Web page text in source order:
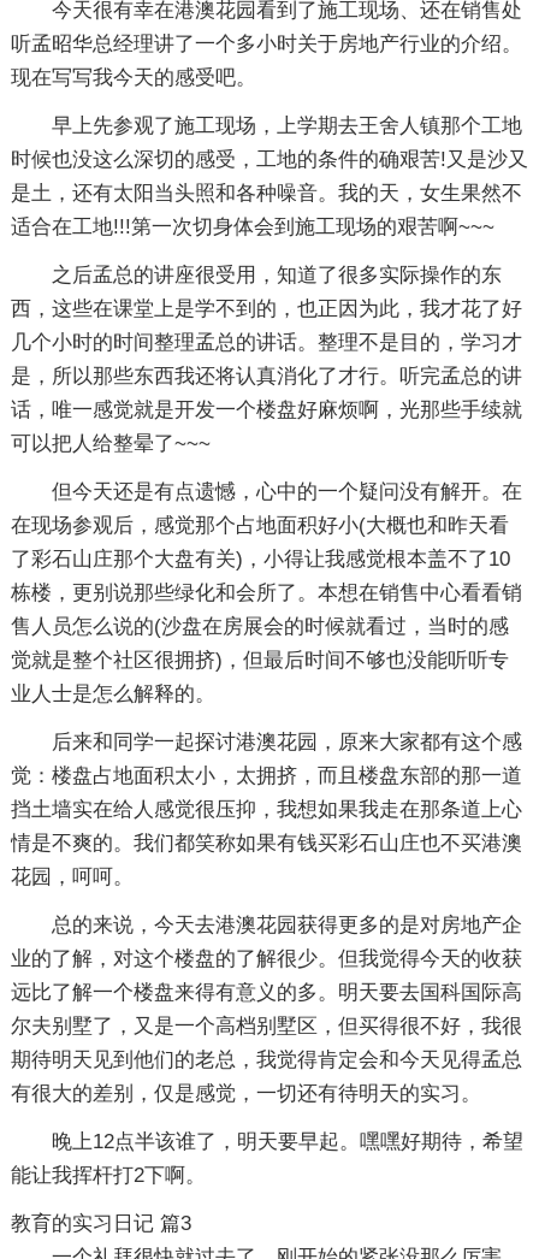
今天很有幸在港澳花园看到了施工现场、还在销售处
听孟昭华总经理讲了一个多小时关于房地产行业的介绍。
现在写写我今天的感受吧。
早上先参观了施工现场，上学期去王舍人镇那个工地
时候也没这么深切的感受，工地的条件的确艰苦!又是沙又
是土，还有太阳当头照和各种噪音。我的天，女生果然不
适合在工地!!!第一次切身体会到施工现场的艰苦啊~~~
之后孟总的讲座很受用，知道了很多实际操作的东
西，这些在课堂上是学不到的，也正因为此，我才花了好
几个小时的时间整理孟总的讲话。整理不是目的，学习才
是，所以那些东西我还将认真消化了才行。听完孟总的讲
话，唯一感觉就是开发一个楼盘好麻烦啊，光那些手续就
可以把人给整晕了~~~
但今天还是有点遗憾，心中的一个疑问没有解开。在
在现场参观后，感觉那个占地面积好小(大概也和昨天看
了彩石山庄那个大盘有关)，小得让我感觉根本盖不了10
栋楼，更别说那些绿化和会所了。本想在销售中心看看销
售人员怎么说的(沙盘在房展会的时候就看过，当时的感
觉就是整个社区很拥挤)，但最后时间不够也没能听听专
业人士是怎么解释的。
后来和同学一起探讨港澳花园，原来大家都有这个感
觉：楼盘占地面积太小，太拥挤，而且楼盘东部的那一道
挡土墙实在给人感觉很压抑，我想如果我走在那条道上心
情是不爽的。我们都笑称如果有钱买彩石山庄也不买港澳
花园，呵呵。
总的来说，今天去港澳花园获得更多的是对房地产企
业的了解，对这个楼盘的了解很少。但我觉得今天的收获
远比了解一个楼盘来得有意义的多。明天要去国科国际高
尔夫别墅了，又是一个高档别墅区，但买得很不好，我很
期待明天见到他们的老总，我觉得肯定会和今天见得孟总
有很大的差别，仅是感觉，一切还有待明天的实习。
晚上12点半该谁了，明天要早起。嘿嘿好期待，希望
能让我挥杆打2下啊。
教育的实习日记 篇3